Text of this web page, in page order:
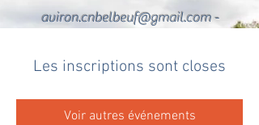
aviron.cnbelbeuf@gmail.com-
Les inscriptions sont closes
Voir autres événements